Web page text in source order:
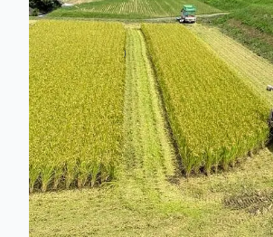
現在はご注文頂いたお客様へ随時お届
人参もかなり大きくなっており、まも
るところです()
いいね 0
コメントを投稿するには、ログインま
する必要があります。